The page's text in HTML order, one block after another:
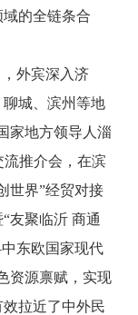
的全链条合
外宾深入济
城、滨州等地
家地方领导人淄
流推介会，在滨
世界”经贸对接
友聚临沂 商通
东欧国家现代
资源禀赋，实现
拉近了中外民